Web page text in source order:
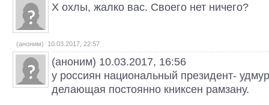
Х охлы, жалко вас. Своего нет ничего?
(аноним) 10.03.2017, 22:57
(аноним) 10.03.2017, 16:56
у россиян национальный президент-
делающая постоянно книксен рамзану.